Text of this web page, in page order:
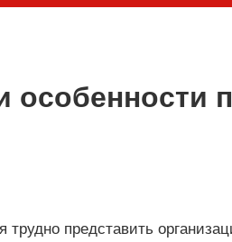
особенности
трудно представить